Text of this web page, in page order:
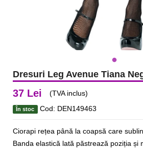
Dresuri Leg Avenue Tiana
37 Lei (TVA inclus)
În stoc Cod: DEN149463
Ciorapi rețea până la coapsă care
Banda elastică lată păstrează poziția și